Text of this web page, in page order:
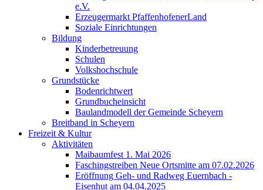
e.V.
Erzeugermarkt PfaffenhofenerLand
Soziale Einrichtungen
Bildung
Kinderbetreuung
Schulen
Volkshochschule
Grundstücke
Bodenrichtwert
Grundbucheinsicht
Baulandmodell der Gemeinde Scheyern
Breitband in Scheyern
Freizeit & Kultur
Aktivitäten
Maibaumfest 1. Mai 2026
Faschingstreiben Neue Ortsmitte am 07.02.2026
Eröffnung Geh- und Radweg Euernbach -
Eisenhut am 04.04.2025